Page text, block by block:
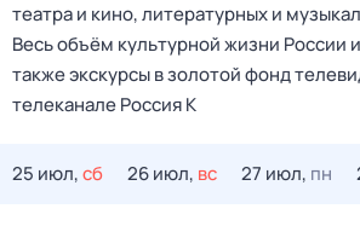
театра и кино, литературных и
Весь объём культурной жизни России
также экскурсы в золотой фонд
телеканале Россия К
25 июл,сб 26 июл, вс 27 июл, пн